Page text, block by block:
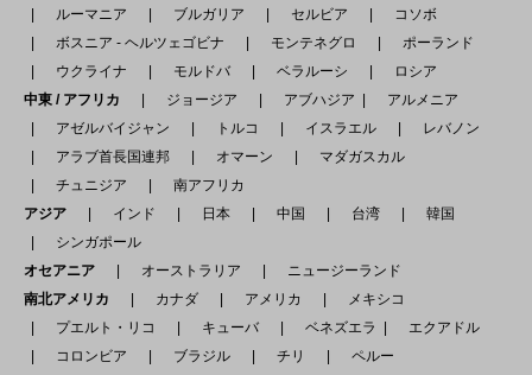
ルーマニア
ブルガリア セルビア
コソボ
ボスニア - ヘルツェゴビナ
モンテネグロ
ポーランド
ウクライナ
モルドバ ベラルーシ
ロシア
中東 / アフリカ
ジョージア アブハジア
アルメニア
アゼルバイジャン
トルコ イスラエル
レバノン
アラブ首長国連邦
オマーン
マダガスカル
チュニジア
南アフリカ
アジア
インド 日本 中国 台湾
韓国
シンガポール
オセアニア
オーストラリア
ニュージーランド
南北アメリカ
カナダ アメリカ
メキシコ
プエルト・リコ
キューバ ベネズエラ
エクアドル
コロンビア
ブラジル チリ
ペルー